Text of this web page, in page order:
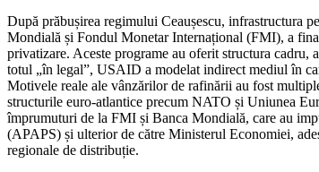
După prăbușirea regimului Ceaușescu, infrastructura
Mondială și Fondul Monetar Internațional (FMI), a
privatizare. Aceste programe au oferit structura
totul „în legal”, USAID a modelat indirect mediul în
Motivele reale ale vânzărilor de rafinării au fost
structurile euro-atlantice precum NATO și Uniunea
împrumuturi de la FMI și Banca Mondială, care au
(APAPS) și ulterior de către Ministerul Economiei,
regionale de distribuție.